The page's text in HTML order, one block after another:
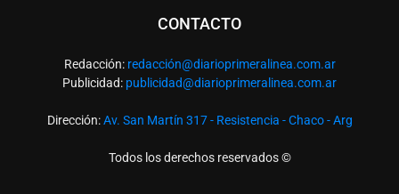
CONTACTO
Redacción: redacción@diarioprimeralinea.com.ar
Publicidad: publicidad@diarioprimeralinea.com.ar
Dirección:Av. San Martín 317 - Resistencia - Chaco - Arg
Todos los derechos reservados ©